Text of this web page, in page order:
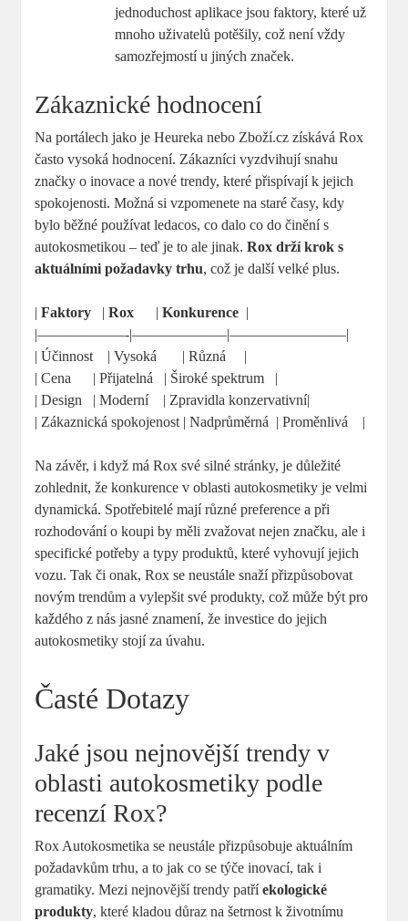
jednoduchost ⁢aplikace⁢ jsou faktory, které už‌
mnoho uživatelů potěšily, což není ⁣vždy
samozřejmostí u jiných​ značek.
Zákaznické hodnocení
Na portálech jako je Heureka ‌nebo Zboží.cz získává Rox
často​ vysoká hodnocení.⁤ Zákazníci‌ vyzdvihují snahu
značky o⁣ inovace a ⁢nové ​trendy, které přispívají k jejich
spokojenosti. Možná si vzpomenete​ na staré časy, kdy
bylo běžné používat ledacos, co dalo co do činění s⁣
autokosmetikou – teď ⁢je⁤ to ale jinak.Rox drží krok s
aktuálními požadavky‍ trhu, ⁣což je ‌další velké plus.
|Faktory ⁣ ⁤ |Rox ‌ ​ ⁢ ⁢ ⁤ |Konkurence ⁢ |
|——————-|——————–|————————|
| Účinnost ⁤ ⁢ ⁣ | ⁤Vysoká ⁣ ⁢ ​ ​ ‍ ‍ ‌| Různá ‌ ⁤ ⁢ ⁤ |
| Cena ​ ​ ⁤ ​ ⁣ | Přijatelná ‍ ‍ |⁣ Široké ⁢spektrum ⁢ ⁢ |
|⁣ Design ‌⁤ ​ |⁣ Moderní ​ ‍ ⁢ | Zpravidla konzervativní|
|⁣ Zákaznická ⁤spokojenost ⁣| Nadprůměrná ⁤ ⁢|⁣ Proměnlivá ⁣ ‌ ​ |
Na závěr, i ⁣když ‍má Rox​ své silné stránky, ⁣je ⁣důležité
zohlednit,⁣ že konkurence v oblasti autokosmetiky ‍je velmi
dynamická. Spotřebitelé mají různé preference a při
rozhodování o⁣ koupi by měli zvažovat nejen ​značku, ale ‌i
specifické potřeby a typy produktů, které vyhovují jejich
vozu. Tak či onak, Rox se‌ neustále⁢ snaží přizpůsobovat⁢
novým trendům a vylepšit ⁣své ‌produkty, ⁣což může ‌být pro
⁤každého z ⁣nás ⁤jasné znamení, že investice‌ do jejich
autokosmetiky stojí ⁤za úvahu.
Časté Dotazy
Jaké jsou nejnovější trendy⁢ v‍
oblasti autokosmetiky ‌podle
recenzí Rox?
Rox Autokosmetika se neustále​ přizpůsobuje aktuálním
požadavkům trhu, a to ‌jak ⁢co se týče inovací,‌ tak i
gramatiky.⁣ Mezi‌ nejnovější⁣ trendy patříekologické
produkty,⁤ které kladou ⁤důraz na ⁢šetrnost k⁤ životnímu